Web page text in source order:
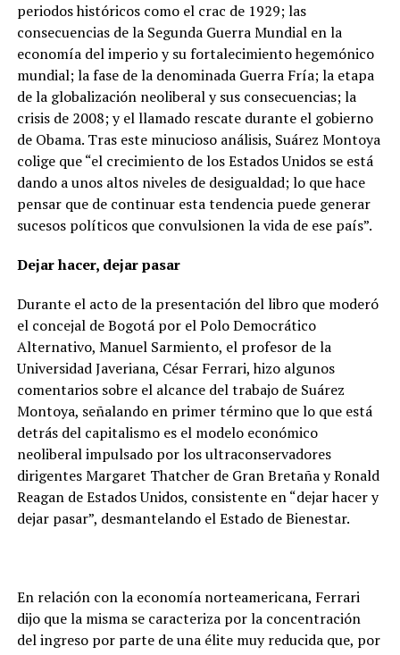
periodos históricos como el crac de 1929; las
consecuencias de la Segunda Guerra Mundial en la
economía del imperio y su fortalecimiento hegemónico
mundial; la fase de la denominada Guerra Fría; la etapa
de la globalización neoliberal y sus consecuencias; la
crisis de 2008; y el llamado rescate durante el gobierno
de Obama. Tras este minucioso análisis, Suárez Montoya
colige que “el crecimiento de los Estados Unidos se está
dando a unos altos niveles de desigualdad; lo que hace
pensar que de continuar esta tendencia puede generar
sucesos políticos que convulsionen la vida de ese país”.
Dejar hacer, dejar pasar
Durante el acto de la presentación del libro que moderó
el concejal de Bogotá por el Polo Democrático
Alternativo, Manuel Sarmiento, el profesor de la
Universidad Javeriana, César Ferrari, hizo algunos
comentarios sobre el alcance del trabajo de Suárez
Montoya, señalando en primer término que lo que está
detrás del capitalismo es el modelo económico
neoliberal impulsado por los ultraconservadores
dirigentes Margaret Thatcher de Gran Bretaña y Ronald
Reagan de Estados Unidos, consistente en “dejar hacer y
dejar pasar”, desmantelando el Estado de Bienestar.
En relación con la economía norteamericana, Ferrari
dijo que la misma se caracteriza por la concentración
del ingreso por parte de una élite muy reducida que, por